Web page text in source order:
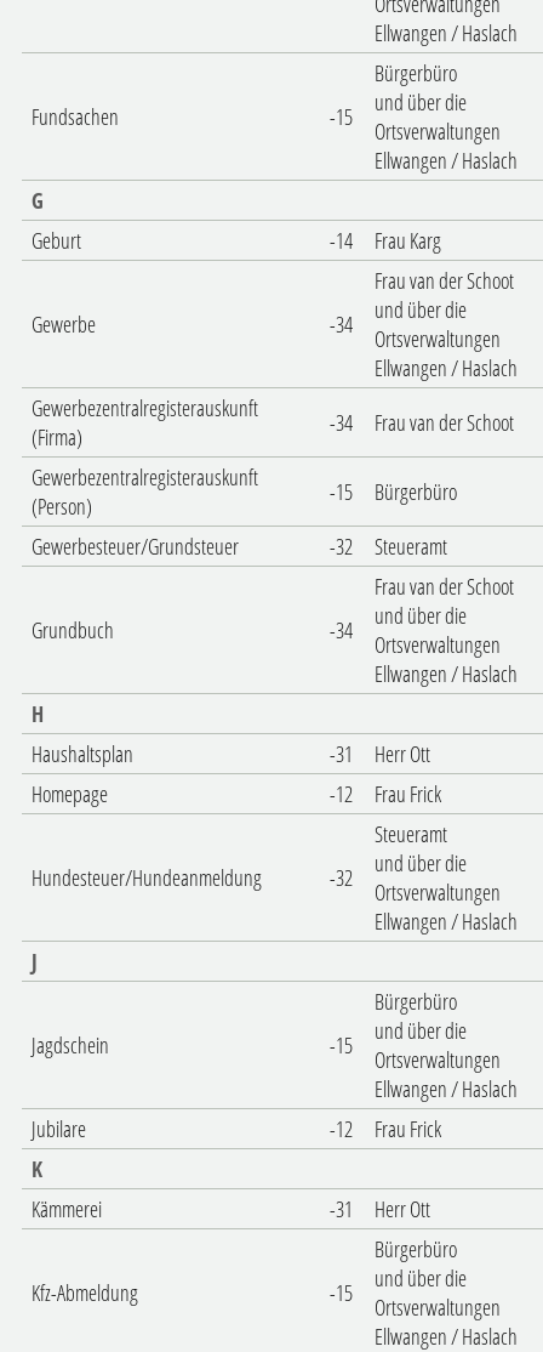
Ellwangen / Haslach
Fundsachen -15
Bürgerbüro
und über die
Ortsverwaltungen
Ellwangen / Haslach
G
Geburt
-14 Frau Karg
Gewerbe -34
Frau van der Schoot
und über die
Ortsverwaltungen
Ellwangen / Haslach
Gewerbezentralregisterauskunft
(Firma)
-34
Frau van der Schoot
Gewerbezentralregisterauskunft
(Person)
-15
Bürgerbüro
Gewerbesteuer/Grundsteuer
-32 Steueramt
Grundbuch -34
Frau van der Schoot
und über die
Ortsverwaltungen
Ellwangen / Haslach
H
Haushaltsplan
-31
Herr Ott
Homepage
-12 Frau Frick
Hundesteuer/Hundeanmeldung -32
Steueramt
und über die
Ortsverwaltungen
Ellwangen / Haslach
J
Jagdschein -15
Bürgerbüro
und über die
Ortsverwaltungen
Ellwangen / Haslach
Jubilare
-12
Frau Frick
K
Kämmerei
-31 Herr Ott
Kfz-Abmeldung -15
Bürgerbüro
und über die
Ortsverwaltungen
Ellwangen / Haslach